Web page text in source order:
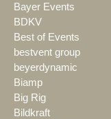
Bayer Events
BDKV
Best of Events
bestvent group
beyerdynamic
Biamp
Big Rig
Bildkraft